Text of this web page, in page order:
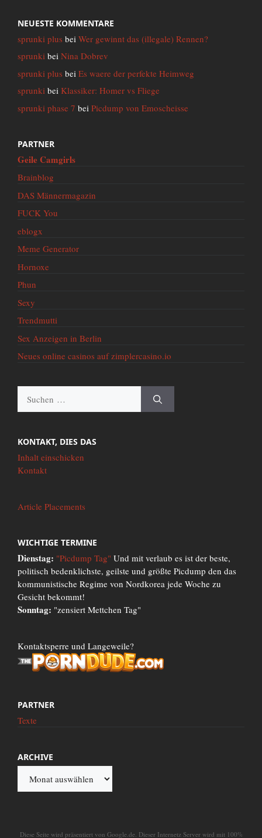
NEUESTE KOMMENTARE
sprunki plus bei Wer gewinnt das (illegale) Rennen?
sprunki bei Nina Dobrev
sprunki plus bei Es waere der perfekte Heimweg
sprunki bei Klassiker: Homer vs Fliege
sprunki phase 7 bei Picdump von Emoscheisse
PARTNER
Geile Camgirls
Brainblog
DAS Männermagazin
FUCK You
eblogx
Meme Generator
Hornoxe
Phun
Sexy
Trendmutti
Sex Anzeigen in Berlin
Neues online casinos auf zimplercasino.io
nach:
KONTAKT, DIES DAS
Inhalt einschicken
Kontakt
Article Placements
WICHTIGE TERMINE
Dienstag: "Picdump Tag" Und mit verlaub es ist der beste,
politisch bedenklichste, geilste und größte Picdump den das
kommunistische Regime von Nordkorea jede Woche zu
Gesicht bekommt!
Sonntag: "zensiert Mettchen Tag"
Kontaktsperre und Langeweile?
PARTNER
Texte
ARCHIVE
Diese Seite wird präsentiert von Google.de. Dieser Internetz Server wird mit 100%